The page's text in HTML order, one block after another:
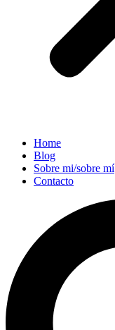
Home
Blog
Sobre mi/sobre mí
Contacto